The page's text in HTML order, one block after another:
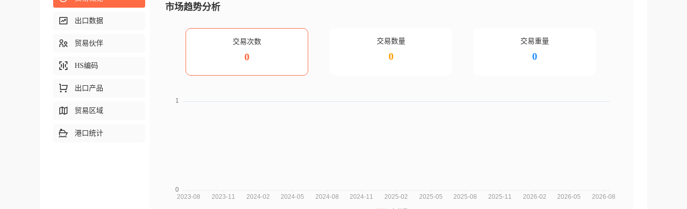
市场趋势分析
交易次数
0
交易数量
0
交易重量
0
出口数据
贸易伙伴
HS编码
出口产品
贸易区域
港口统计